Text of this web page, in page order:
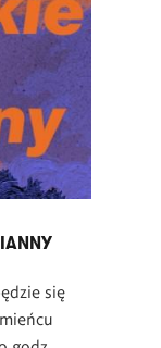
się